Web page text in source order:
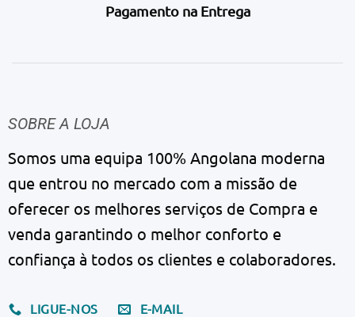
Pagamento na Entrega
SOBRE A LOJA
Somos uma equipa 100% Angolana moderna
que entrou no mercado com a missão de
oferecer os melhores serviços de Compra e
venda garantindo o melhor conforto e
confiança à todos os clientes e colaboradores.
LIGUE-NOS E-MAIL